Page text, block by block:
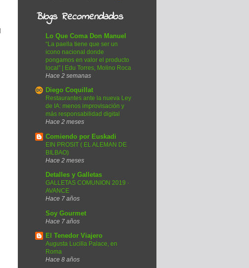
Blogs Recomendados
Lo Que Coma Don Manuel
“La paella tiene que ser un
icono nacional donde
pongamos en valor el producto
local” | Edu Torres, Molino Roca
Hace 2 semanas
Diego Coquillat
Restaurantes ante la nueva Ley
de IA: menos improvisación y
más responsabilidad digital
Hace 2 meses
Comiendo por Euskadi
EIN PROSIT ( EL ALEMAN DE
BILBAO)
Hace 2 meses
Detalles y Galletas
GALLETAS COMUNION 2019 ·
AVANCE
Hace 7 años
Soy Gourmet
Hace 7 años
El Tenedor Viajero
Augusta Lucilla Palace, en
Roma
Hace 8 años